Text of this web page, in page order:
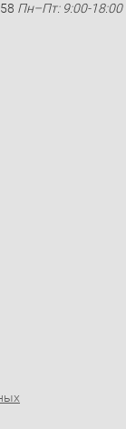
Пн–Пт: 9:00-18:00